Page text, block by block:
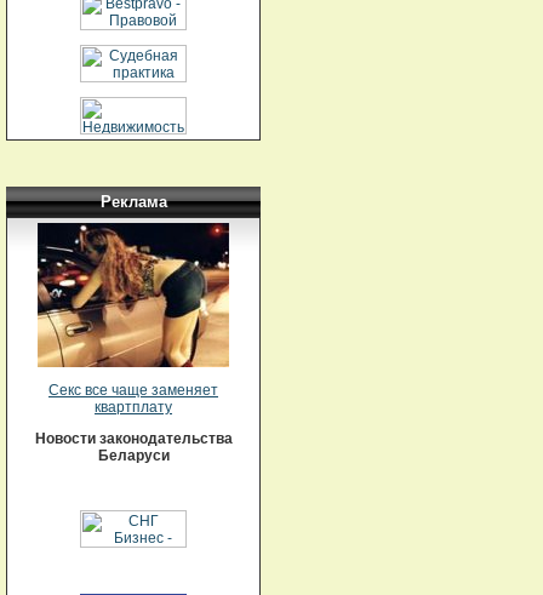
Реклама
Секс все чаще заменяет
квартплату
Новости законодательства
Беларуси